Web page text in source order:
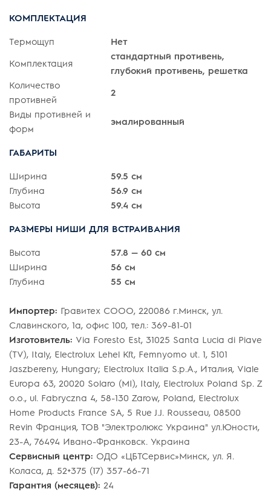
КОМПЛЕКТАЦИЯ
Термощуп
Нет
Комплектация
стандартный противень,
глубокий противень, решетка
Количество
противней
2
Виды противней и
форм
эмалированный
ГАБАРИТЫ
Ширина
59.5 см
Глубина
56.9 см
Высота
59.4 см
РАЗМЕРЫ НИШИ ДЛЯ ВСТРАИВАНИЯ
Высота
57.8 — 60 см
Ширина
56 см
Глубина
55 см
Импортер: Гравитех СООО, 220086 г.Минск, ул.
Славинского, 1а, офис 100, тел.: 369-81-01
Изготовитель: Via Foresto Est, 31025 Santa Lucia di Piave
(TV), Italy, Electrolux Lehel Kft, Femnyomo ut. 1, 5101
Jaszbereny, Hungary; Electrolux Italia S.p.A., Италия, Viale
Europa 63, 20020 Solaro (MI), Italy, Electrolux Poland Sp. Z
o.o., ul. Fabryczna 4, 58-130 Zarow, Poland, Electrolux
Home Products France SA, 5 Rue J.J. Rousseau, 08500
Revin Франция, ТОВ "Электролюкс Украина" ул.Юности,
23-А, 76494 Ивано-Франковск. Украина
Сервисный центр: ОДО «ЦБТСервис»Минск, ул. Я.
Коласа, д. 52+375 (17) 357-66-71
Гарантия (месяцев): 24